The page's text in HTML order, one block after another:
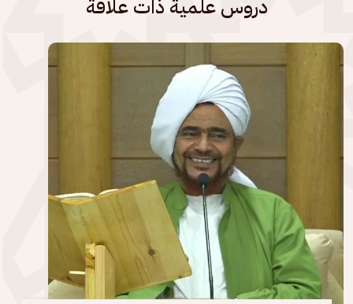
دروس علمية ذات علاقة
الصورة